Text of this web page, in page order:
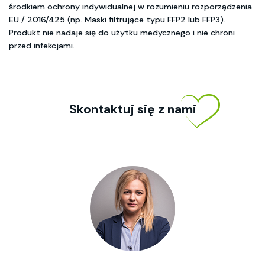
środkiem ochrony indywidualnej w rozumieniu rozporządzenia
EU / 2016/425 (np. Maski filtrujące typu FFP2 lub FFP3).
Produkt nie nadaje się do użytku medycznego i nie chroni
przed infekcjami.
Skontaktuj się z nami